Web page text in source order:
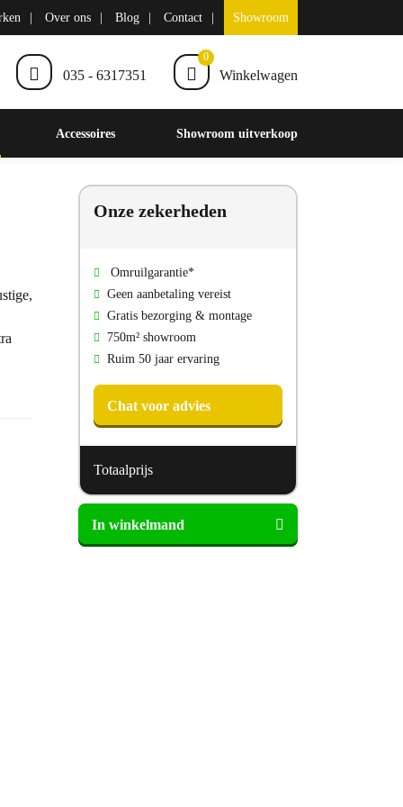
Over ons Blog Contact Showroom
035 - 6317351
0
Winkelwagen
Accessoires Showroom uitverkoop
Onze zekerheden
Omruilgarantie*
Geen aanbetaling vereist
Gratis bezorging & montage
750m² showroom
Ruim 50 jaar ervaring
Chat voor advies
Totaalprijs
ESSENZA
Palma
Dekbedovertrek
In winkelmand